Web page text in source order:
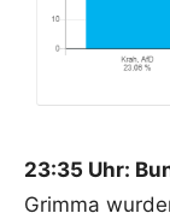
23:35 Uhr:
Grimma